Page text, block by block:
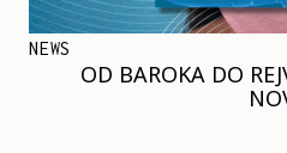
NEWS
OD BAROKA DO